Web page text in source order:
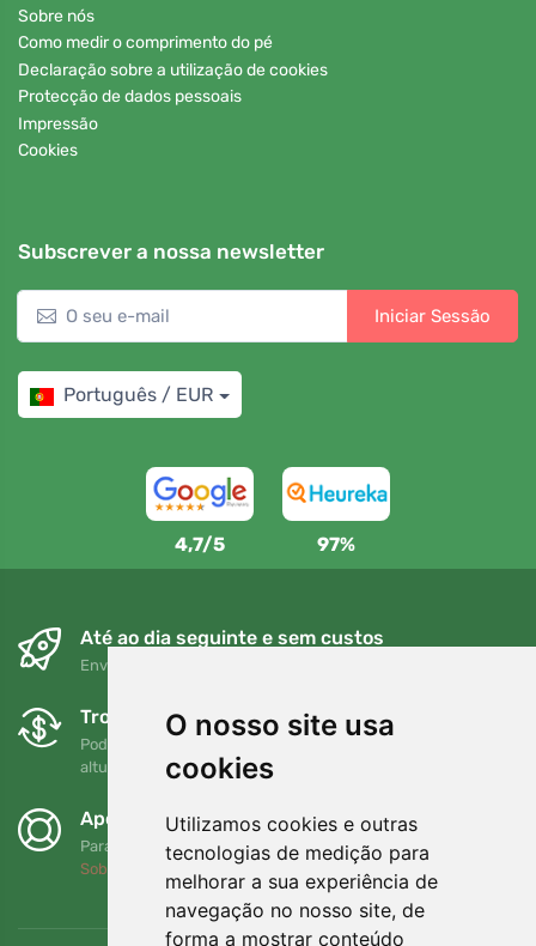
O nosso site usa
cookies
Utilizamos cookies e outras
tecnologias de medição para
melhorar a sua experiência de
navegação no nosso site, de
forma a mostrar conteúdo
Sobre nós
Como medir o comprimento do pé
Declaração sobre a utilização de cookies
Protecção de dados pessoais
Impressão
Cookies
Subscrever a nossa newsletter
Iniciar Sessão
Português / EUR
4,7/5 97%
Até ao dia seguinte e sem custos
Envio gratuito para encomendas superiores a 80 EUR
Trocas e devoluções gratuitas
Pode devolver ou trocar a sua encomenda em qualquer
altura no prazo de 90 dias
Apoiamos a Trees.org
Para cada encomenda plantamos uma árvore! Leia mais
Sobre nós